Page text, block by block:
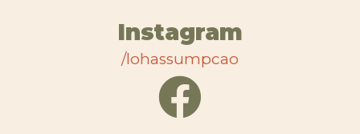
Instagram
/lohassumpcao